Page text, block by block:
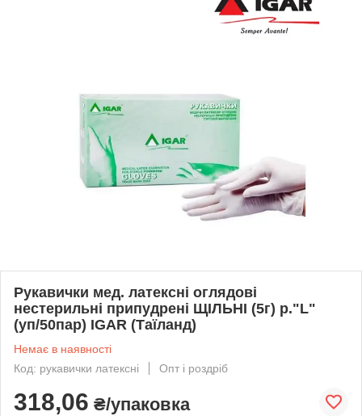
Рукавички мед. латексні оглядові
нестерильні припудрені ЩІЛЬНІ (5г) р."L"
(уп/50пар) IGAR (Таїланд)
Немає в наявності
Код: рукавички латексні
Опт і роздріб
318,06 ₴/упаковка